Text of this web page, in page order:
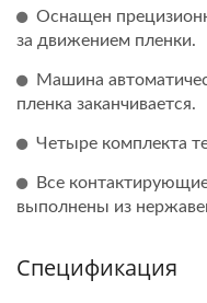
Оснащен
за движением пленки.
Машина
пленка заканчивается.
Четыре комплекта
Все
выполнены из
Спецификация